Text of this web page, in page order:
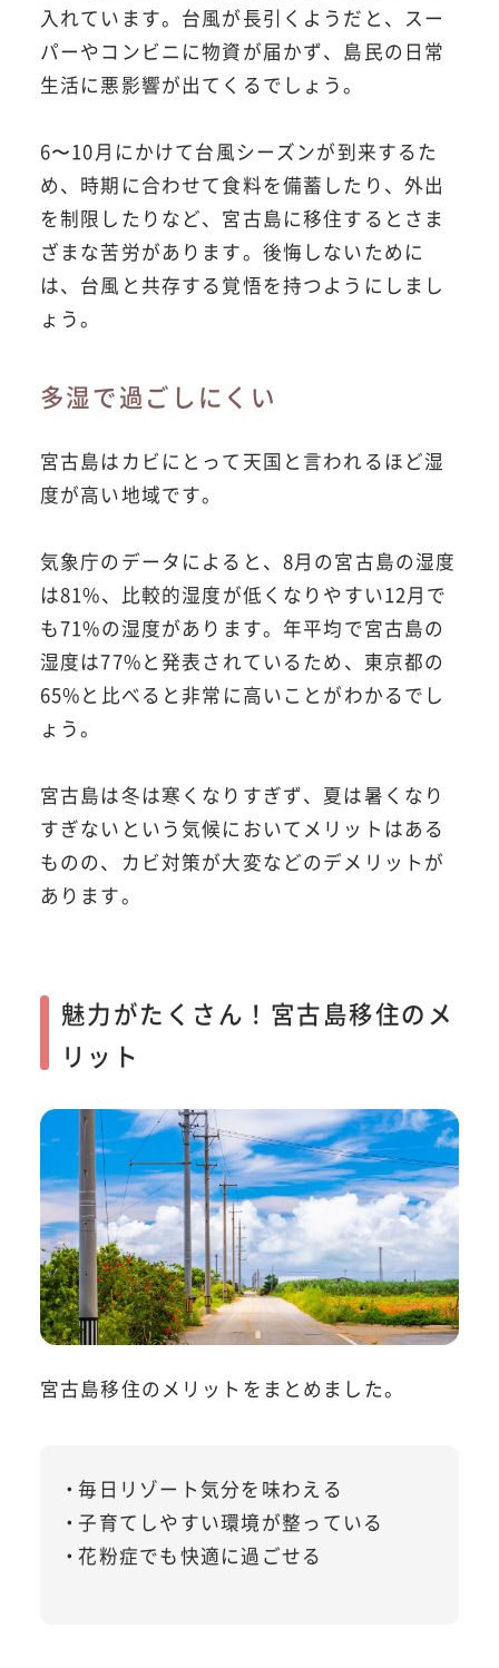
入れています。台風が長引くようだと、スー
パーやコンビニに物資が届かず、島民の日常
生活に悪影響が出てくるでしょう。
6〜10月にかけて台風シーズンが到来するた
め、時期に合わせて食料を備蓄したり、外出
を制限したりなど、宮古島に移住するとさま
ざまな苦労があります。後悔しないために
は、台風と共存する覚悟を持つようにしまし
ょう。
多湿で過ごしにくい
宮古島はカビにとって天国と言われるほど湿
度が高い地域です。
気象庁のデータによると、8月の宮古島の湿度
は81%、比較的湿度が低くなりやすい12月で
も71%の湿度があります。年平均で宮古島の
湿度は77%と発表されているため、東京都の
65%と比べると非常に高いことがわかるでし
ょう。
宮古島は冬は寒くなりすぎず、夏は暑くなり
すぎないという気候においてメリットはある
ものの、カビ対策が大変などのデメリットが
あります。
魅力がたくさん！宮古島移住のメ
リット
宮古島移住のメリットをまとめました。
毎日リゾート気分を味わえる
子育てしやすい環境が整っている
花粉症でも快適に過ごせる